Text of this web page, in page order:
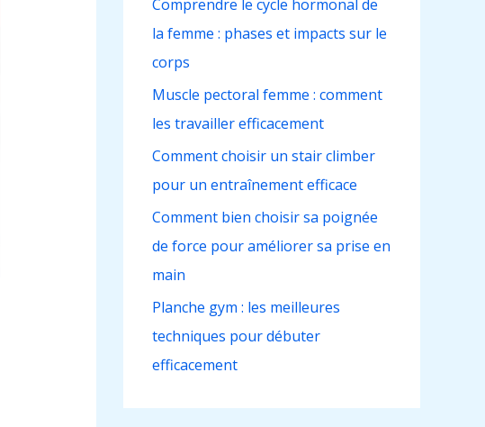
c
h
e
r
:
Comprendre le cycle hormonal de
la femme : phases et impacts sur le
corps
Muscle pectoral femme : comment
les travailler efficacement
Comment choisir un stair climber
pour un entraînement efficace
Comment bien choisir sa poignée
de force pour améliorer sa prise en
main
Planche gym : les meilleures
techniques pour débuter
efficacement